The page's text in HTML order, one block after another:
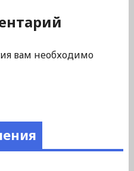
вам необходимо